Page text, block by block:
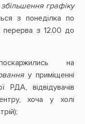
збільшення графіку
з понеділка по
перерва з 12.00 до
на
у приміщенні
відвідувачів
хоча у холі